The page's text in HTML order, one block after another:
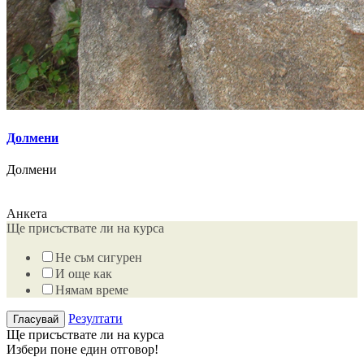
Долмени
Долмени
Анкета
Ще присъствате ли на курса
Не съм сигурен
И още как
Нямам време
Резултати
Ще присъствате ли на курса
Избери поне един отговор!